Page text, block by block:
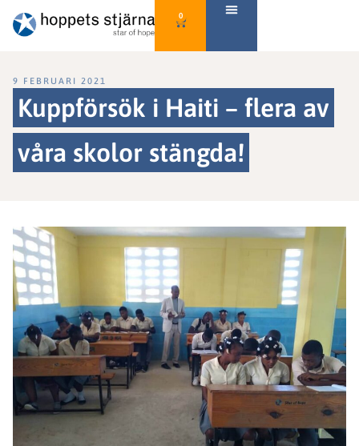
0
9 FEBRUARI 2021
Kuppförsök i Haiti – flera av
våra skolor stängda!